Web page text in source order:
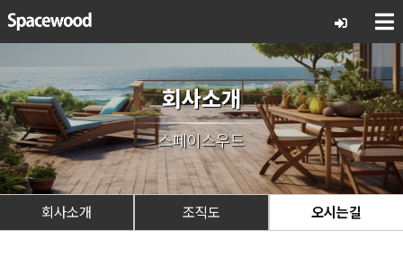
회사소개
스페이스우드
회사소개 조직도 오시는길